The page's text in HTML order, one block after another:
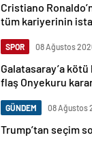
Cristiano
tüm kariyerinin
SPOR 08 Ağustos
Galatasaray’a kötü
flaş Onyekuru
GÜNDEM 08 Ağustos
Trump’tan seçim